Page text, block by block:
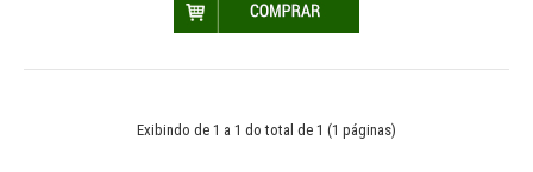
Exibindo de 1 a 1 do total de 1 (1 páginas)